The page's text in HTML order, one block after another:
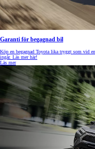
Garanti för begagnad bil
Köp en begagnad Toyota lika tryggt som vid
ingår. Läs mer här!
Läs mer